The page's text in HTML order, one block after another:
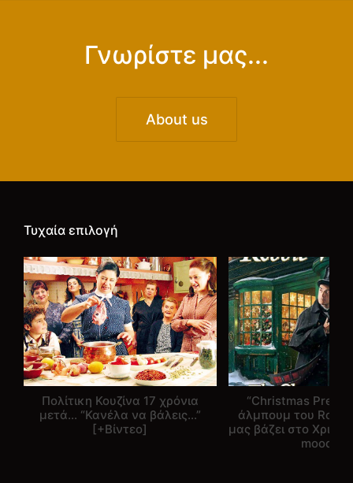
Γνωρίστε μας...
About us
Τυχαία επιλογή
Πολίτικη Κουζίνα 17 χρόνια
μετά… “Κανέλα να βάλεις…”
[+Βίντεο]
“Christmas
άλμπουμ του
μας βάζει στο
mood!